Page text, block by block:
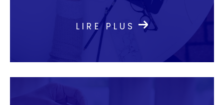
Estimation immobilière
Besoin d’une estimation immobilière gratuite ?
nous réalisons une estimation immobilière
comparative de marché. Que ce soit pour
LIRE PLUS